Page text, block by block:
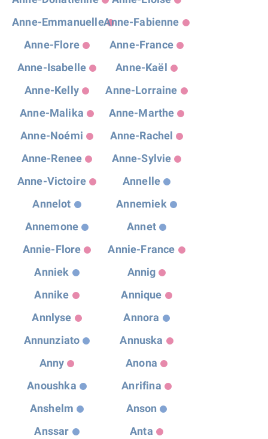
Anne-EmmanuelleAnne-Fabienne
Anne-Flore
Anne-France
Anne-Isabelle
Anne-Kaël
Anne-Kelly
Anne-Lorraine
Anne-Malika
Anne-Marthe
Anne-Noémi
Anne-Rachel
Anne-Renee
Anne-Sylvie
Anne-Victoire
Annelle
Annelot
Annemiek
Annemone
Annet
Annie-Flore
Annie-France
Anniek
Annig
Annike
Annique
Annlyse
Annora
Annunziato
Annuska
Anny
Anona
Anoushka
Anrifina
Anshelm
Anson
Anssar
Anta